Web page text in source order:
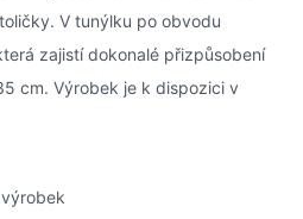
V tunýlku po obvodu
zajistí dokonalé přizpůsobení
cm. Výrobek je k dispozici v